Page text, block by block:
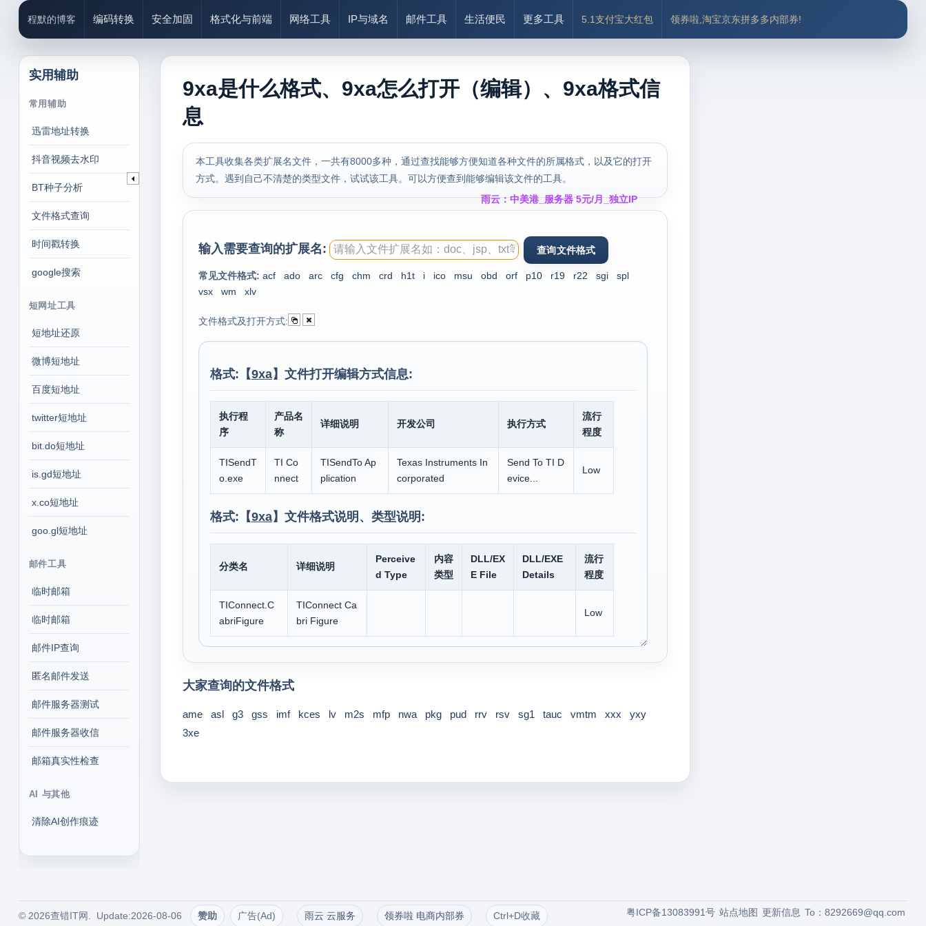
程默的博客 编码转换 安全加固 格式化与前端 网络工具 IP与域名 邮件工具 生活便民 更多工具 5.1支付宝大红包 领券啦,淘宝京东拼多多内部券!
实用辅助
常用辅助
迅雷地址转换
抖音视频去水印
BT种子分析
文件格式查询
时间戳转换
google搜索
短网址工具
短地址还原
微博短地址
百度短地址
twitter短地址
bit.do短地址
is.gd短地址
x.co短地址
goo.gl短地址
邮件工具
临时邮箱
临时邮箱
邮件IP查询
匿名邮件发送
邮件服务器测试
邮件服务器收信
邮箱真实性检查
AI 与其他
清除AI创作痕迹
9xa是什么格式、9xa怎么打开（编辑）、9xa格式信
息
本工具收集各类扩展名文件，一共有8000多种，通过查找能够方便知道各种文件的所属格式，以及它的打开
方式。遇到自己不清楚的类型文件，试试该工具。可以方便查到能够编辑该文件的工具。
雨云：中美港_服务器 5元/月_独立IP
输入需要查询的扩展名:
常见文件格式: acf ado arc cfg chm crd h1t i ico msu obd orf p10 r19 r22 sgi
spl
vsx
wm xlv
文件格式及打开方式:
格式:【9xa】文件打开编辑方式信息:
执行程
序
产品名
称
详细说明 开发公司 执行方式
流行
程度
TISendT
o.exe
TI Co
nnect
TISendTo Ap
plication
Texas Instruments In
corporated
Send To TI D
evice...
Low
格式:【9xa】文件格式说明、类型说明:
分类名 详细说明
Perceive
d Type
内容
类型
DLL/EX
E File
DLL/EXE
Details
流行
程度
TIConnect.C
abriFigure
TIConnect Ca
bri Figure
Low
大家查询的文件格式
ame asl g3 gss imf kces lv m2s mfp nwa pkg pud rrv rsv sg1 tauc vmtm xxx
yxy
3xe
© 2026查错IT网. Update:2026-08-06 赞助 广告(Ad) 雨云 云服务 领券啦 电商内部券 Ctrl+D收藏 To：8292669@qq.com
更新信息
站点地图
粤ICP备13083991号